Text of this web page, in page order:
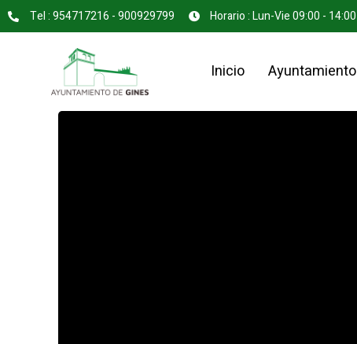
Tel : 954717216 - 900929799 Horario : Lun-Vie 09:00 - 14:00
Inicio Ayuntamiento